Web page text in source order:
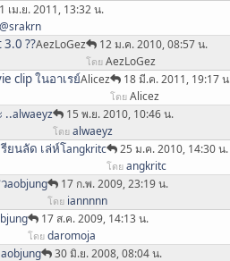
เม.ย. 2011, 13:32 น.
@srakrn
??AezLoGez 12 ม.ค. 2010, 08:57 น.
โดย AezLoGez
clip ในอาเรย์Alicez 18 มี.ค. 2011, 19:17
โดย Alicez
..alwaeyz 15 พ.ย. 2010, 10:46 น.
โดย alwaeyz
ยนลัด เล่ห์โangkritc 25 ม.ค. 2010, 14:30 น.
โดย angkritc
aobjung 17 ก.พ. 2009, 23:19 น.
โดย iannnnn
17 ส.ค. 2009, 14:13 น.
โดย daromoja
aobjung 30 มิ.ย. 2008, 08:04 น.